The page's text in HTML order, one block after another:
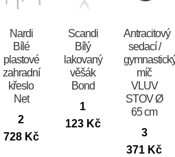
Nardi
Bílé
plastové
zahradní
křeslo
Net
2
728 Kč
Scandi
Bílý
lakovaný
věšák
Bond
1
123 Kč
Antracitový
sedací /
míč
VLUV
STOV Ø
65 cm
3
371 Kč